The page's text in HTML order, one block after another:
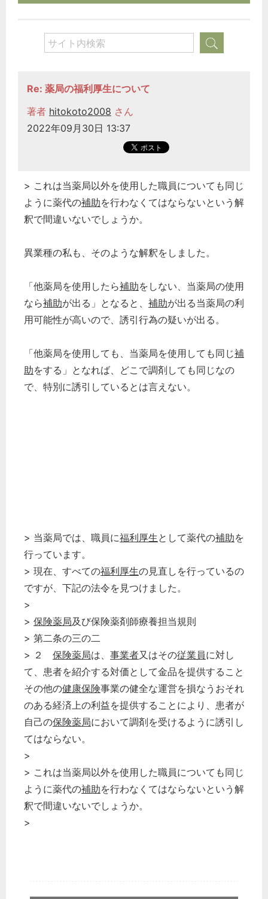
Re: 薬局の福利厚生について
著者 hitokoto2008 さん
2022年09月30日 13:37
> これは当薬局以外を使用した職員についても同じ
ように薬代の補助を行わなくてはならないという解
釈で間違いないでしょうか。
異業種の私も、そのような解釈をしました。
「他薬局を使用したら補助をしない、当薬局の使用
なら補助が出る」となると、 補助が出る当薬局の利
用可能性が高いので、誘引行為の疑いが出る。
「他薬局を使用しても、当薬局を使用しても同じ補
助をする」となれば、どこで調剤しても同じなの
で、特別に誘引しているとは言えない。
> 当薬局では、職員に福利厚生として薬代の補助を
行っています。
> 現在、すべての福利厚生の見直しを行っているの
ですが、下記の法令を見つけました。
>
> 保険薬局及び保険薬剤師療養担当規則
> 第二条の三の二
> ２ 保険薬局は、 事業者又はその従業員に対し
て、患者を紹介する対価として金品を提供すること
その他の健康保険事業の健全な運営を損なうおそれ
のある経済上の利益を提供することにより、患者が
自己の保険薬局において調剤を受けるように誘引し
てはならない。
>
> これは当薬局以外を使用した職員についても同じ
ように薬代の補助を行わなくてはならないという解
釈で間違いないでしょうか。
>